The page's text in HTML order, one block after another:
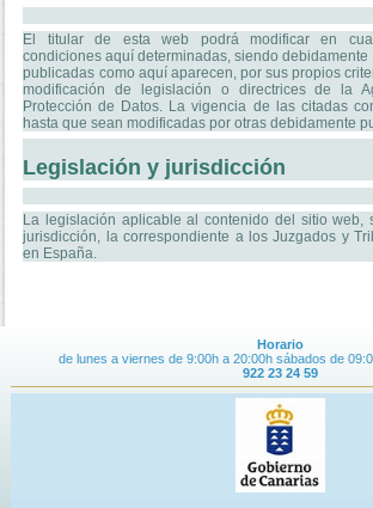
El titular de esta web podrá modificar en
condiciones aquí determinadas, siendo debidamente
publicadas como aquí aparecen, por sus propios
modificación de legislación o directrices de la
Protección de Datos. La vigencia de las citadas
hasta que sean modificadas por otras debidamente
Legislación y jurisdicción
La legislación aplicable al contenido del sitio web,
jurisdicción, la correspondiente a los Juzgados y
en España.
Horario
de lunes a viernes de 9:00h a 20:00h sábados de
922 23 24 59